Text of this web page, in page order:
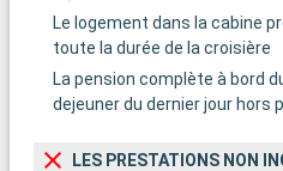
Le logement dans la cabine
toute la durée de la croisière
La pension complète à bord
dejeuner du dernier jour
LES PRESTATIONS NON